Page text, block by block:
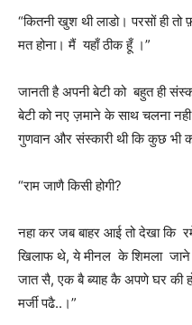
“कितनी खुश थी लाडो। परसों ही
मत होना। मैं यहाँ ठीक हूँ ।”
जानती है अपनी बेटी को बहुत ही
बेटी को नए ज़माने के साथ चलना नही
गुणवान और संस्कारी थी कि कुछ भी
“राम जाणै किसी होगी?
नहा कर जब बाहर आई तो देखा कि
खिलाफ थे, ये मीनल के शिमला जाने
जात सै, एक बै ब्याह कै अपणे घर की
मर्जी पढै..।”